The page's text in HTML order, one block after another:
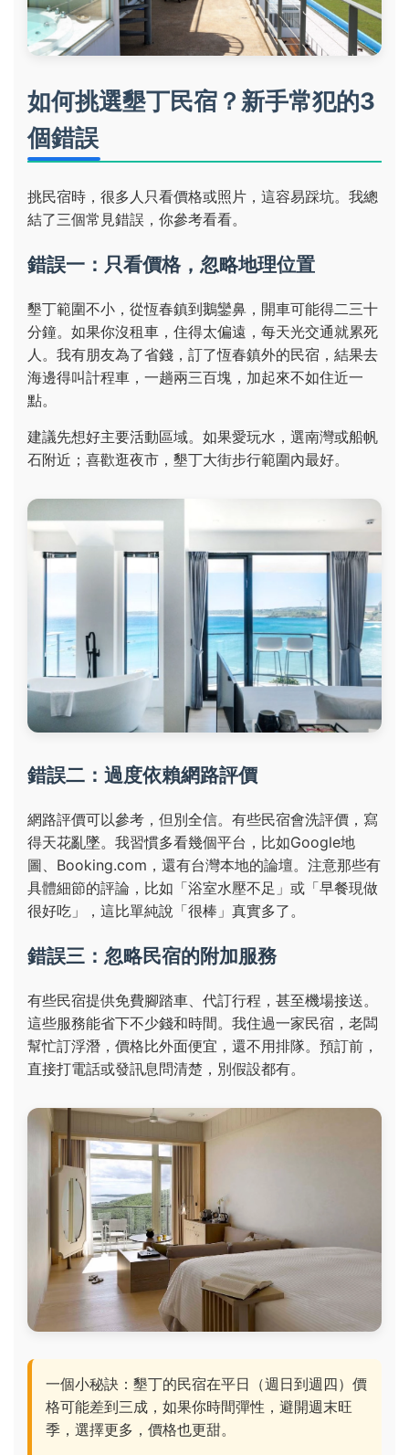
如何挑選墾丁民宿？新手常犯的3
個錯誤
挑民宿時，很多人只看價格或照片，這容易踩坑。我總
結了三個常見錯誤，你參考看看。
錯誤一：只看價格，忽略地理位置
墾丁範圍不小，從恆春鎮到鵝鑾鼻，開車可能得二三十
分鐘。如果你沒租車，住得太偏遠，每天光交通就累死
人。我有朋友為了省錢，訂了恆春鎮外的民宿，結果去
海邊得叫計程車，一趟兩三百塊，加起來不如住近一
點。
建議先想好主要活動區域。如果愛玩水，選南灣或船帆
石附近；喜歡逛夜市，墾丁大街步行範圍內最好。
錯誤二：過度依賴網路評價
網路評價可以參考，但別全信。有些民宿會洗評價，寫
得天花亂墜。我習慣多看幾個平台，比如Google地
圖、Booking.com，還有台灣本地的論壇。注意那些有
具體細節的評論，比如「浴室水壓不足」或「早餐現做
很好吃」，這比單純說「很棒」真實多了。
錯誤三：忽略民宿的附加服務
有些民宿提供免費腳踏車、代訂行程，甚至機場接送。
這些服務能省下不少錢和時間。我住過一家民宿，老闆
幫忙訂浮潛，價格比外面便宜，還不用排隊。預訂前，
直接打電話或發訊息問清楚，別假設都有。
一個小秘訣：墾丁的民宿在平日（週日到週四）價
格可能差到三成，如果你時間彈性，避開週末旺
季，選擇更多，價格也更甜。